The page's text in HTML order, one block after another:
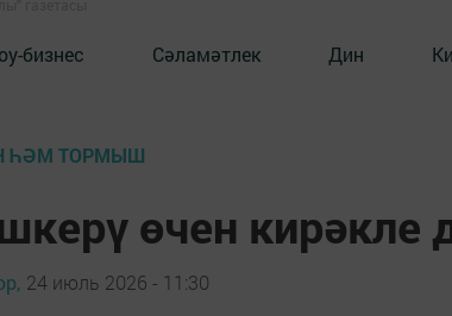
бизнес Сәламәтлек Дин
ҺӘМ ТОРМЫШ
өчен кирәкле
24 июль 2026 - 11:30